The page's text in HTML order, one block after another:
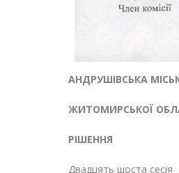
АНДРУШІВСЬКА
ЖИТОМИРСЬКОЇ
РІШЕННЯ
Двадцять шоста сесія